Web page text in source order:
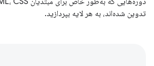
تدوین شده‌اند، به هر لایه بپردازید.